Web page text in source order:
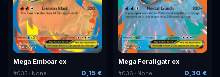
Mega Emboar ex
#035 · None 0,15 €
Mega Feraligatr ex
#036 · None 0,30 €